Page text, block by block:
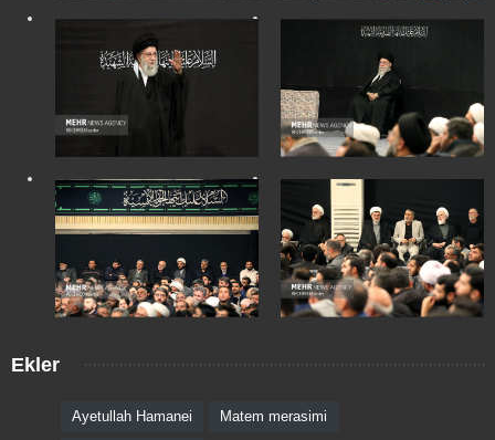
Ekler
Ayetullah Hamanei Matem merasimi